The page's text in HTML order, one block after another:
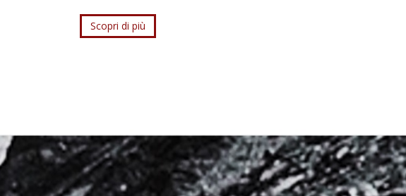
Scopri di più